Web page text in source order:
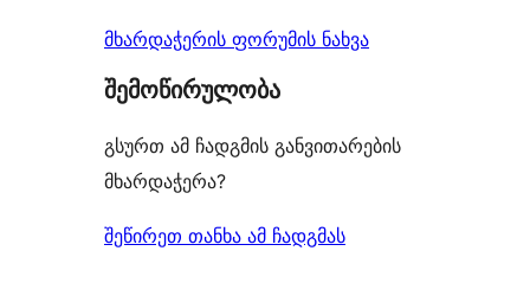
მხარდაჭერის ფორუმის ნახვა
შემოწირულობა
გსურთ ამ ჩადგმის განვითარების
მხარდაჭერა?
შეწირეთ თანხა ამ ჩადგმას